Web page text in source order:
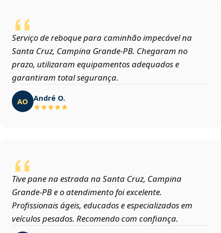
Serviço de reboque para caminhão impecável na
Santa Cruz, Campina Grande‑PB. Chegaram no
prazo, utilizaram equipamentos adequados e
garantiram total segurança.
AO André O.
Tive pane na estrada na Santa Cruz, Campina
Grande‑PB e o atendimento foi excelente.
Profissionais ágeis, educados e especializados em
veículos pesados. Recomendo com confiança.